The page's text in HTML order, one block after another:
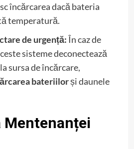
încărcarea dacă bateria
temperatură.
de urgență:În caz de
sisteme deconectează
sursa de încărcare,
bateriilorși daunele